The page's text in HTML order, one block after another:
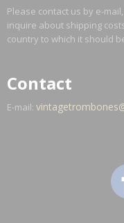
Please contact us by e-mail,
inquire about shipping
country to which it should
Contact
E-mail: